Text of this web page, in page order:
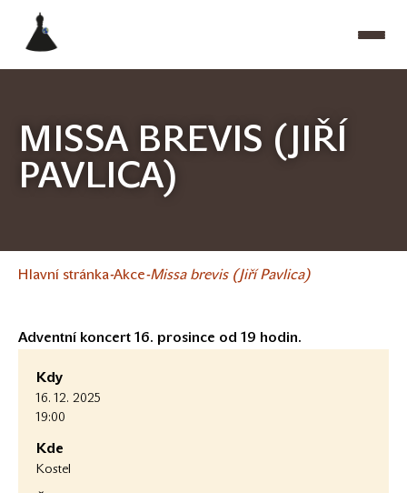
MISSA BREVIS (JIŘÍ
PAVLICA)
Hlavní stránka Akce Missa brevis (Jiří Pavlica)
Adventní koncert 16. prosince od 19 hodin.
Kdy
16. 12. 2025
19:00
Kde
Kostel